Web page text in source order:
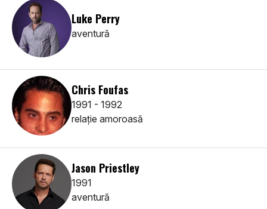
Luke Perry
aventură
Chris Foufas
1991 - 1992
relaţie amoroasă
Jason Priestley
1991
aventură